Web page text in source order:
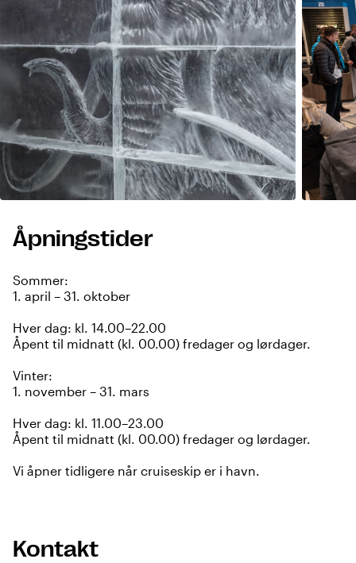
Åpningstider
Sommer:
1. april – 31. oktober
Hver dag: kl. 14.00–22.00
Åpent til midnatt (kl. 00.00) fredager og lørdager.
Vinter:
1. november – 31. mars
Hver dag: kl. 11.00–23.00
Åpent til midnatt (kl. 00.00) fredager og lørdager.
Vi åpner tidligere når cruiseskip er i havn.
Kontakt